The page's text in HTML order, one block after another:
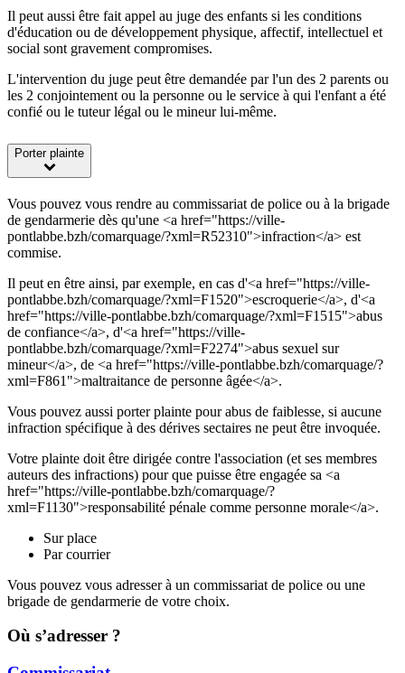
Il peut aussi être fait appel au juge des enfants si les conditions
d'éducation ou de développement physique, affectif, intellectuel et
social sont gravement compromises.
L'intervention du juge peut être demandée par l'un des 2 parents ou
les 2 conjointement ou la personne ou le service à qui l'enfant a été
confié ou le tuteur légal ou le mineur lui-même.
Porter plainte
Vous pouvez vous rendre au commissariat de police ou à la brigade
de gendarmerie dès qu'une <a href="https://ville-
pontlabbe.bzh/comarquage/?xml=R52310">infraction</a> est
commise.
Il peut en être ainsi, par exemple, en cas d'<a href="https://ville-
pontlabbe.bzh/comarquage/?xml=F1520">escroquerie</a>, d'<a
href="https://ville-pontlabbe.bzh/comarquage/?xml=F1515">abus
de confiance</a>, d'<a href="https://ville-
pontlabbe.bzh/comarquage/?xml=F2274">abus sexuel sur
mineur</a>, de <a href="https://ville-pontlabbe.bzh/comarquage/?
xml=F861">maltraitance de personne âgée</a>.
Vous pouvez aussi porter plainte pour abus de faiblesse, si aucune
infraction spécifique à des dérives sectaires ne peut être invoquée.
Votre plainte doit être dirigée contre l'association (et ses membres
auteurs des infractions) pour que puisse être engagée sa <a
href="https://ville-pontlabbe.bzh/comarquage/?
xml=F1130">responsabilité pénale comme personne morale</a>.
Sur place
Par courrier
Vous pouvez vous adresser à un commissariat de police ou une
brigade de gendarmerie de votre choix.
Où s’adresser ?